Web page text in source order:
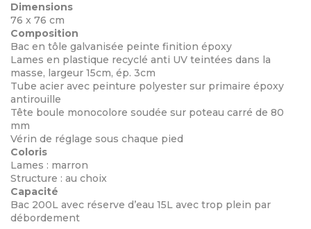
Dimensions
76 x 76 cm
Composition
Bac en tôle galvanisée peinte finition époxy
Lames en plastique recyclé anti UV teintées dans la
masse, largeur 15cm, ép. 3cm
Tube acier avec peinture polyester sur primaire époxy
antirouille
Tête boule monocolore soudée sur poteau carré de 80
mm
Vérin de réglage sous chaque pied
Coloris
Lames : marron
Structure : au choix
Capacité
Bac 200L avec réserve d’eau 15L avec trop plein par
débordement